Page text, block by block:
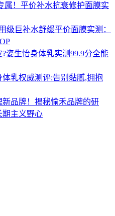
属！平价补水抗衰修护面膜实
级巨补水舒缓平价面膜实测：
姿生怡身体乳实测99.9分全能
乳权威测评:告别黏腻,拥抱
新品牌！揭秘愉禾品牌的研
期主义野心